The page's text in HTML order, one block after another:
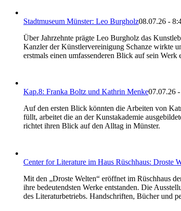
Stadtmuseum Münster: Leo Burgholz08.07.26 -
Über Jahrzehnte prägte Leo Burgholz das
Kanzler der Künstlervereinigung Schanze wirkte
erstmals einen umfassenderen Blick auf sein Werk
Kap.8: Franka Boltz und Kathrin Menke07.07.26
Auf den ersten Blick könnten die Arbeiten von
füllt, arbeitet die an der Kunstakademie
richtet ihren Blick auf den Alltag in Münster.
Center for Literature im Haus Rüschhaus: Droste
Mit den „Droste Welten“ eröffnet im Rüschhaus
ihre bedeutendsten Werke entstanden. Die
des Literaturbetriebs. Handschriften, Bücher und